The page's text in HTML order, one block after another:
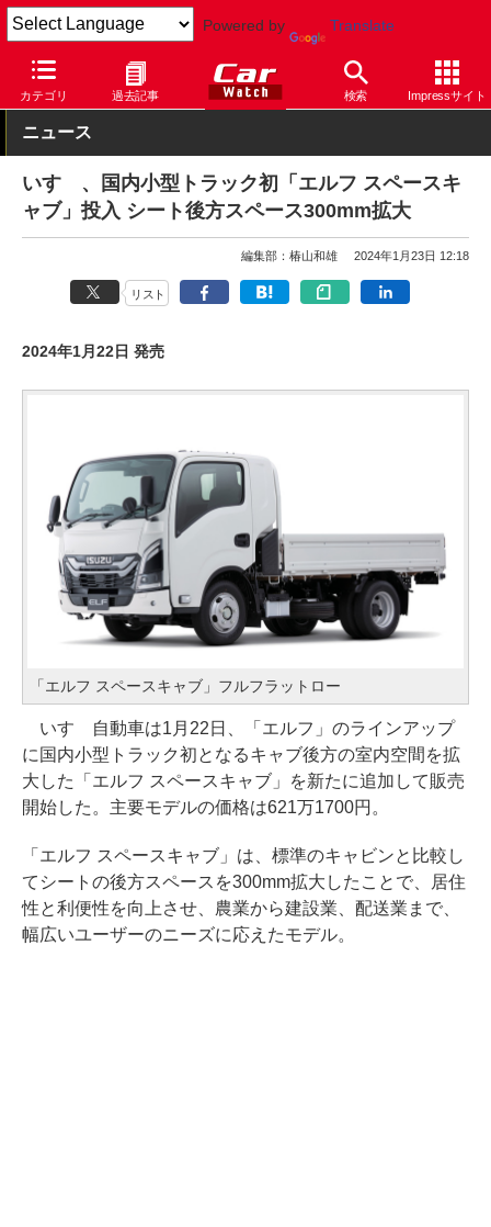
Powered by Translate
カテゴリ 過去記事 検索 Impressサイト
Car Watch 自動車 いすゞ
ニュース
いすゞ、国内小型トラック初「エルフ スペースキ
ャブ」投入 シート後方スペース300mm拡大
編集部：椿山和雄 2024年1月23日 12:18
リスト
2024年1月22日 発売
「エルフ スペースキャブ」フルフラットロー
いすゞ自動車は1月22日、「エルフ」のラインアップ
に国内小型トラック初となるキャブ後方の室内空間を拡
大した「エルフ スペースキャブ」を新たに追加して販売
開始した。主要モデルの価格は621万1700円。
「エルフ スペースキャブ」は、標準のキャビンと比較し
てシートの後方スペースを300mm拡大したことで、居住
性と利便性を向上させ、農業から建設業、配送業まで、
幅広いユーザーのニーズに応えたモデル。